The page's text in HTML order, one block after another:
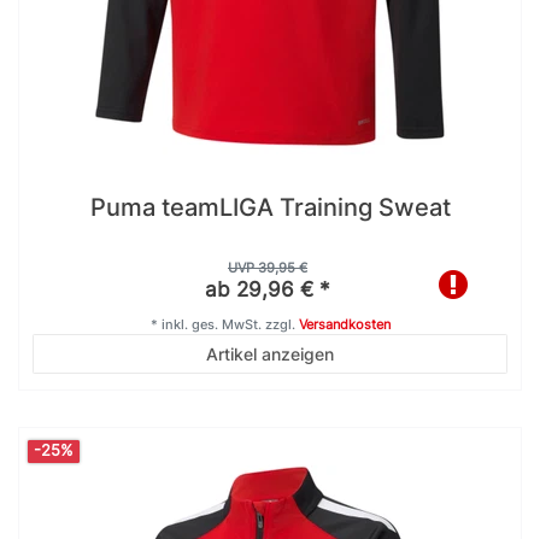
Puma teamLIGA Training Sweat
UVP 39,95 €
ab 29,96 € *
Artikel anzeigen
* inkl. ges. MwSt.zzgl. Versandkosten
-25%